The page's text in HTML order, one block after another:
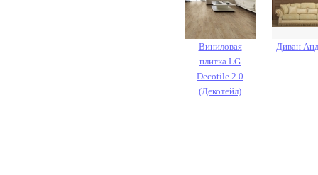
Виниловая
плитка LG
Decotile 2.0
(Декотейл)
Диван